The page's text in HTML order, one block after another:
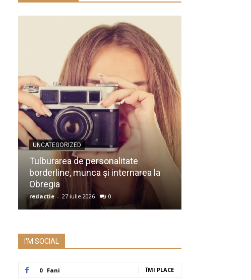
UNCATEGORIZED
Tulburarea de personalitate
borderline, munca și internarea la
Obregia
redactie - 27 iulie 2026 0
I'M SOCIAL
0 Fani ÎMI PLACE